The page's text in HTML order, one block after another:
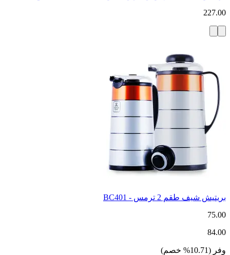
227.00
بريتيش شيف طقم 2 ترمس - BC401
75.00
84.00
وفر (
10.71
% خصم)